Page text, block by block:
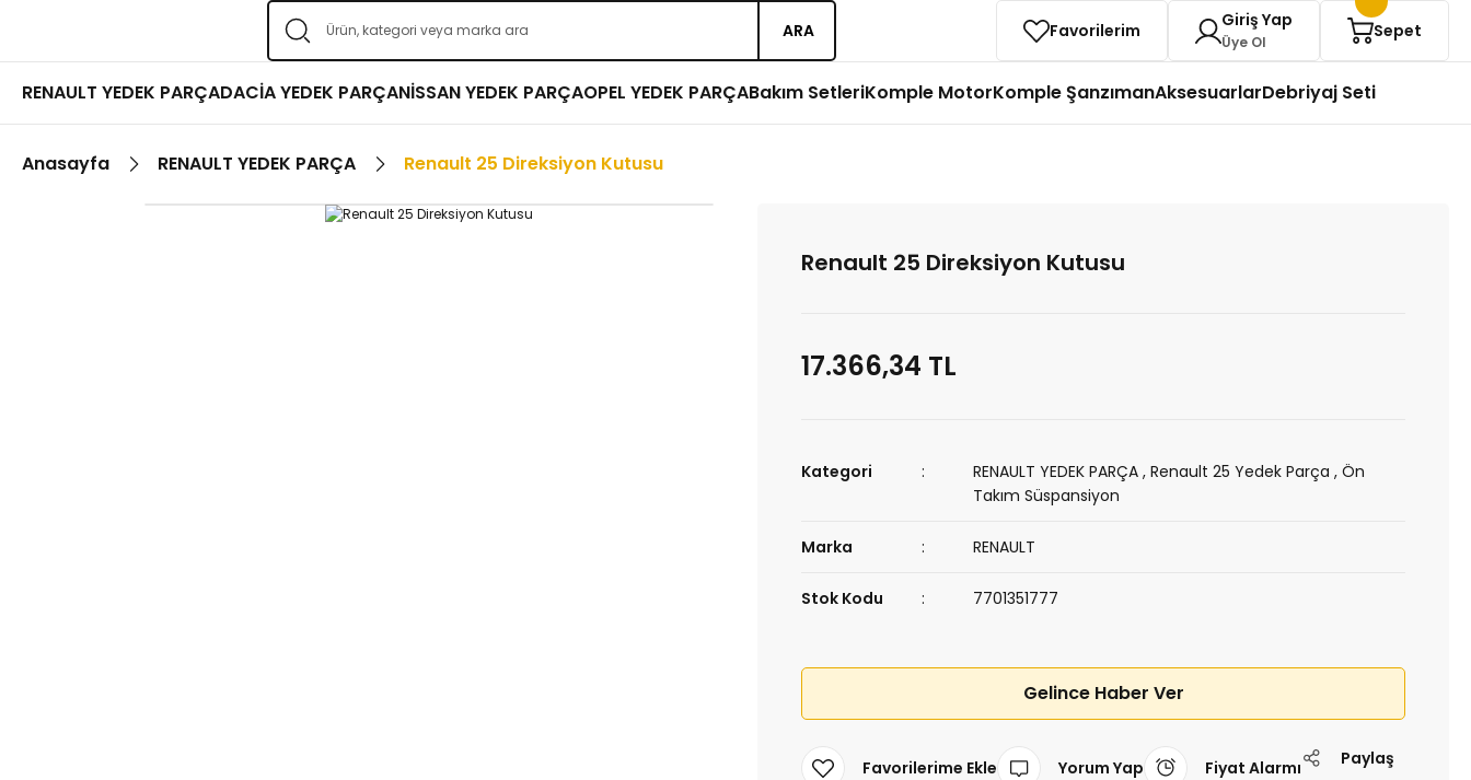
ARA Favorilerim Giriş Yap
Üye Ol
Sepet
RENAULT YEDEK PARÇADACİA YEDEK PARÇANİSSAN YEDEK PARÇAOPEL YEDEK PARÇABakım SetleriKomple MotorKomple ŞanzımanAksesuarlarDebriyaj Seti
Anasayfa RENAULT YEDEK PARÇA Renault 25 Direksiyon Kutusu
Renault 25 Direksiyon Kutusu
17.366,34 TL
Kategori RENAULT YEDEK PARÇA ,Renault 25 Yedek Parça ,Ön
Takım Süspansiyon
Marka RENAULT
Stok Kodu 7701351777
Gelince Haber Ver
Yorum Yap Fiyat Alarmı Paylaş